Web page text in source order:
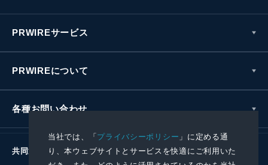
当社では、「プライバシーポリシー 」に定める通
り、本ウェブサイトとサービスを快適にご利用いた
PRWIREサービス
PRWIREについて
各種お問い合わせ
共同通信社グループ